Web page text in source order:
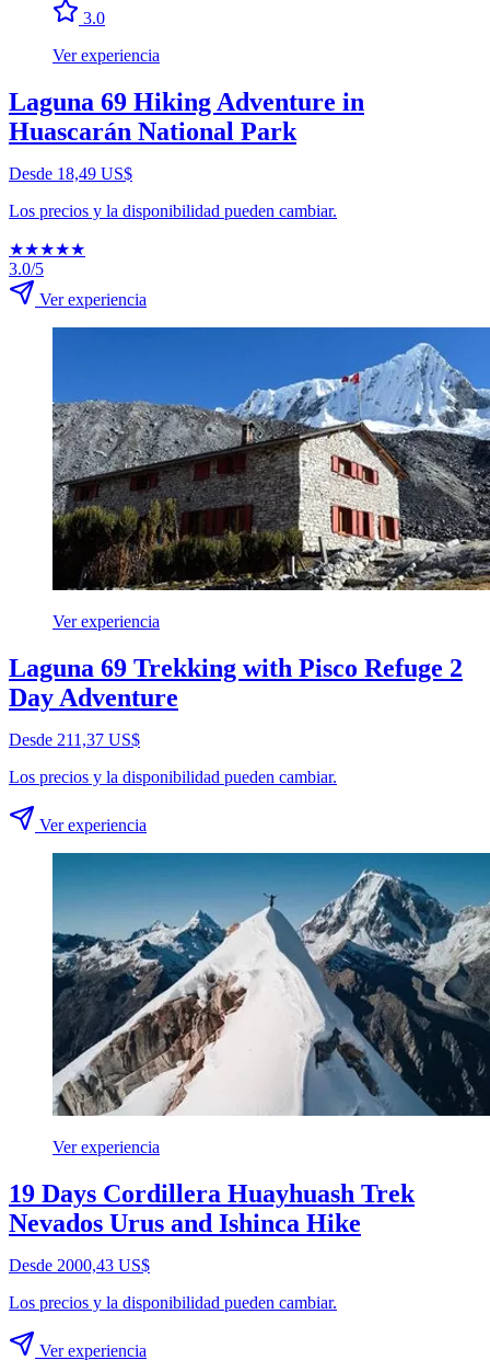
3.0
Ver experiencia
Laguna 69 Hiking Adventure in
Huascarán National Park
Desde 18,49 US$
Los precios y la disponibilidad pueden cambiar.
★★★★★
3.0/5
Ver experiencia
Ver experiencia
Laguna 69 Trekking with Pisco Refuge 2
Day Adventure
Desde 211,37 US$
Los precios y la disponibilidad pueden cambiar.
Ver experiencia
Ver experiencia
19 Days Cordillera Huayhuash Trek
Nevados Urus and Ishinca Hike
Desde 2000,43 US$
Los precios y la disponibilidad pueden cambiar.
Ver experiencia